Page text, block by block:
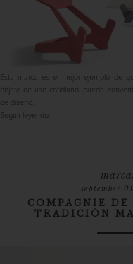
Esta marca es el mejor ejemplo de
objeto de uso cotidiano, puede
de diseño.
Seguir leyendo…
september
COMPAGNIE DE
TRADICIÓN